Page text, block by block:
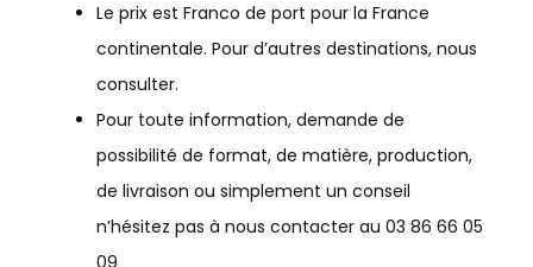
Le prix est Franco de port pour la France
continentale. Pour d’autres destinations, nous
consulter.
Pour toute information, demande de
possibilité de format, de matière, production,
de livraison ou simplement un conseil
n’hésitez pas à nous contacter au 03 86 66 05
09